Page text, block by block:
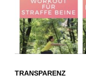
TRANSPARENZ